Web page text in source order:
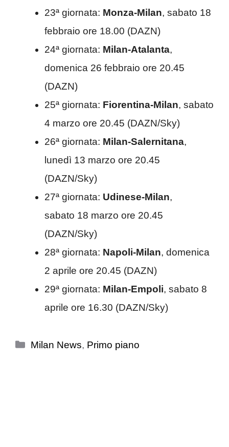
23ª giornata: Monza-Milan, sabato 18
febbraio ore 18.00 (DAZN)
24ª giornata: Milan-Atalanta,
domenica 26 febbraio ore 20.45
(DAZN)
25ª giornata: Fiorentina-Milan, sabato
4 marzo ore 20.45 (DAZN/Sky)
26ª giornata: Milan-Salernitana,
lunedì 13 marzo ore 20.45
(DAZN/Sky)
27ª giornata: Udinese-Milan,
sabato 18 marzo ore 20.45
(DAZN/Sky)
28ª giornata: Napoli-Milan, domenica
2 aprile ore 20.45 (DAZN)
29ª giornata: Milan-Empoli, sabato 8
aprile ore 16.30 (DAZN/Sky)
Categorie
Milan News, Primo piano